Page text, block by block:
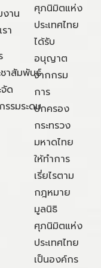
งาน
า
ชาสัมพันธ์
ด
รรมระดม
ศุภนิมิตแห่ง
ประเทศไทย
ได้รับ
อนุญาต
จากกรม
การ
ปกครอง
กระทรวง
มหาดไทย
ให้ทำการ
เรี่ยไรตาม
กฎหมาย
มูลนิธิ
ศุภนิมิตแห่ง
ประเทศไทย
เป็นองค์กร